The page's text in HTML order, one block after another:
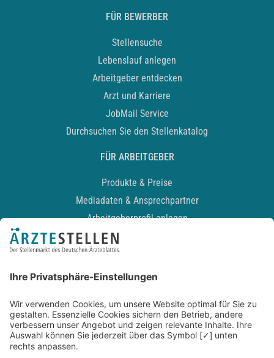
FÜR BEWERBER
Stellensuche
Lebenslauf anlegen
Arbeitgeber entdecken
Arzt und Karriere
JobMail Service
Durchsuchen Sie den Stellenkatalog
FÜR ARBEITGEBER
Produkte & Preise
Mediadaten & Ansprechpartner
Arbeitgeberprofil anlegen
Recruiting-Podcast
Kontakt
Datenschutz
Newsletter